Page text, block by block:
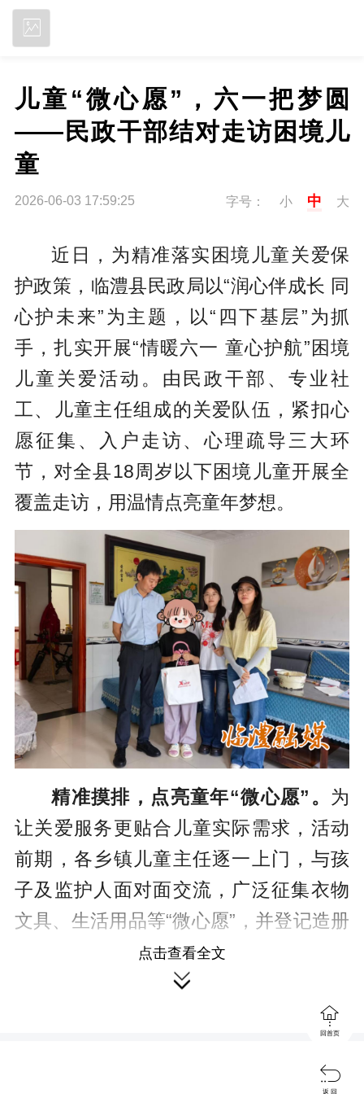
儿童“微心愿”，六一把梦圆
——民政干部结对走访困境儿
童
2026-06-03 17:59:25 字号： 小 中 大
近日，为精准落实困境儿童关爱保
护政策，临澧县民政局以“润心伴成长 同
心护未来”为主题，以“四下基层”为抓
手，扎实开展“情暖六一 童心护航”困境
儿童关爱活动。由民政干部、专业社
工、儿童主任组成的关爱队伍，紧扣心
愿征集、入户走访、心理疏导三大环
节，对全县18周岁以下困境儿童开展全
覆盖走访，用温情点亮童年梦想。
精准摸排，点亮童年“微心愿”。 为
让关爱服务更贴合儿童实际需求，活动
前期，各乡镇儿童主任逐一上门，与孩
子及监护人面对面交流，广泛征集衣物
文具、生活用品等“微心愿”，并登记造册
建立台账。县民政局精准兑现，为143名
孩子量身定制专属“暖心礼包”，确保爱心
点击查看全文


回首页

返 回